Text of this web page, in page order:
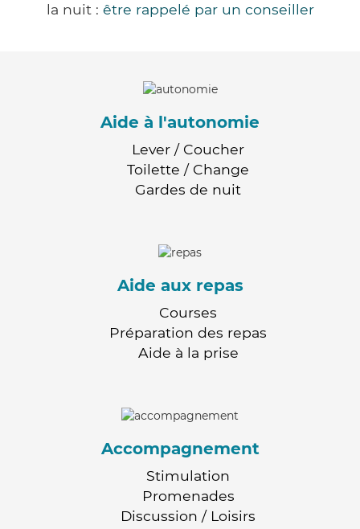
la nuit : être rappelé par un conseiller
Aide à l'autonomie
Lever / Coucher
Toilette / Change
Gardes de nuit
Aide aux repas
Courses
Préparation des repas
Aide à la prise
Accompagnement
Stimulation
Promenades
Discussion / Loisirs